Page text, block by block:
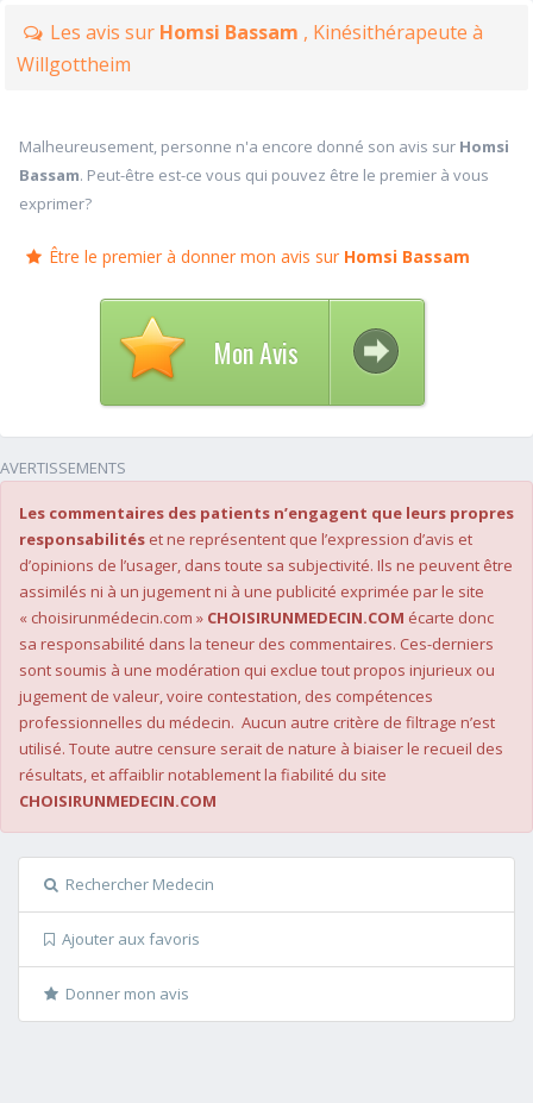
Les avis sur Homsi Bassam , Kinésithérapeute à
Willgottheim
Malheureusement, personne n'a encore donné son avis sur Homsi
Bassam. Peut-être est-ce vous qui pouvez être le premier à vous
exprimer?
Être le premier à donner mon avis sur Homsi Bassam
Mon Avis
AVERTISSEMENTS
Les commentaires des patients n’engagent que leurs propres
responsabilités et ne représentent que l’expression d’avis et
d’opinions de l’usager, dans toute sa subjectivité. Ils ne peuvent être
assimilés ni à un jugement ni à une publicité exprimée par le site
« choisirunmédecin.com » CHOISIRUNMEDECIN.COM écarte donc
sa responsabilité dans la teneur des commentaires. Ces-derniers
sont soumis à une modération qui exclue tout propos injurieux ou
jugement de valeur, voire contestation, des compétences
professionnelles du médecin. Aucun autre critère de filtrage n’est
utilisé. Toute autre censure serait de nature à biaiser le recueil des
résultats, et affaiblir notablement la fiabilité du site
CHOISIRUNMEDECIN.COM
Rechercher Medecin
Ajouter aux favoris
Donner mon avis